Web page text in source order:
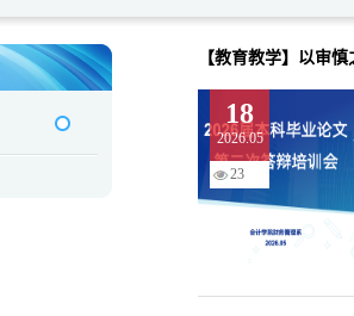
【教育教学】以审
18
2026.05
23